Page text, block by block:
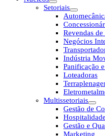
Setoriais
Revendas
Negócios
Indústria
Panificação
Loteadoras
Multissetoriais
Gestão de
Hospitalidade
Gestão e
Marketing